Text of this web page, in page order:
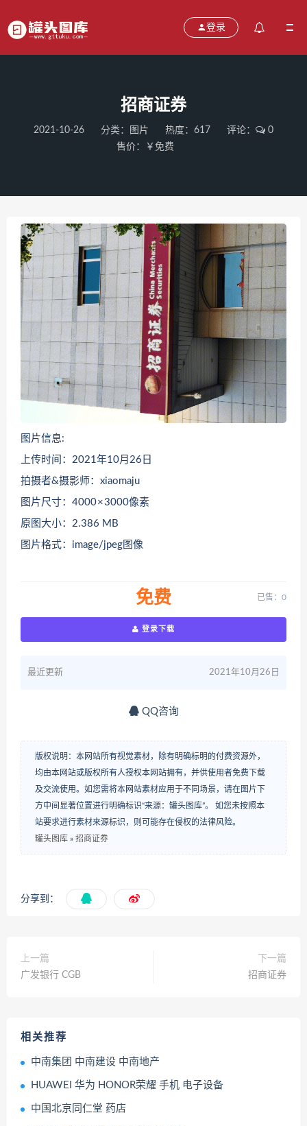
登录
招商证券
2021-10-26 分类： 图片 热度：617 评论：
0
售价：￥免费
图片信息:
上传时间：2021年10月26日
拍摄者&摄影师：xiaomaju
图片尺寸：4000 × 3000像素
原图大小：2.386 MB
图片格式：image/jpeg图像
免费 已售：0
登录下载
最近更新 2021年10月26日
QQ咨询
版权说明：本网站所有视觉素材，除有明确标明的付费资源外，
均由本网站或版权所有人授权本网站拥有，并供使用者免费下载
及交流使用。如您需将本网站素材应用于不同场景，请在图片下
方中间显著位置进行明确标识“来源：罐头图库”。 如您未按照本
站要求进行素材来源标识，则可能存在侵权的法律风险。
罐头图库 » 招商证券
分享到：
上一篇
广发银行 CGB
下一篇
招商证券
相关推荐
中南集团 中南建设 中南地产
HUAWEI 华为 HONOR荣耀 手机 电子设备
中国北京同仁堂 药店